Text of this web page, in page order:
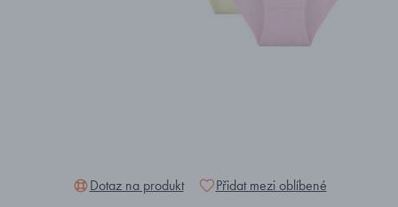
Dotaz na produkt
Přidat mezi oblíbené